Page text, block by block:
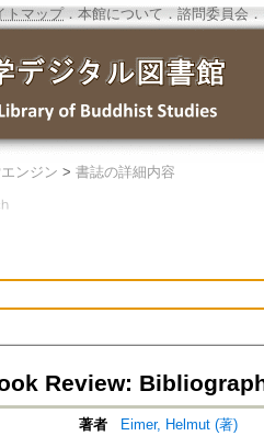
トマップ．本館について ． 諮問委員会 ．
ンジン > 書誌の詳細内容
Review:
著者
Eimer, Helmut (著)